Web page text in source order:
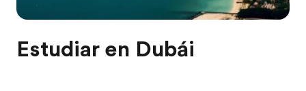
Estudiar en Dubái